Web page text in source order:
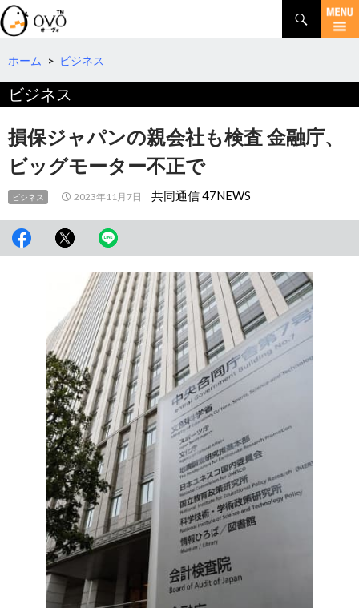
検
索
コ
テ
へ
動
ホーム > ビジネス
ビジネス
損保ジャパンの親会社も検査 金融庁、
ビッグモーター不正で
ビジネス 2023年11月7日 共同通信 47NEWS